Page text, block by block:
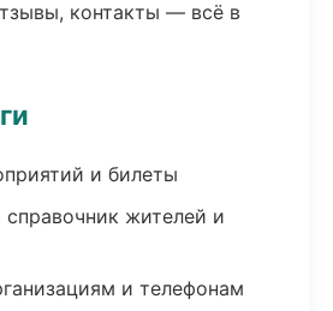
контакты — всё в
и билеты
жителей и
и телефонам